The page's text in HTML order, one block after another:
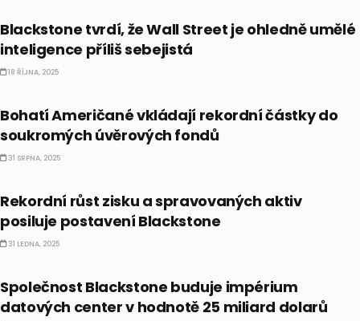
Blackstone tvrdí, že Wall Street je ohledně umělé
inteligence příliš sebejistá
18 ŘÍJNA, 2025
Bohatí Američané vkládají rekordní částky do
soukromých úvěrových fondů
31 SRPNA, 2025
Rekordní růst zisku a spravovaných aktiv
posiluje postavení Blackstone
31 LEDNA, 2025
Společnost Blackstone buduje impérium
datových center v hodnotě 25 miliard dolarů